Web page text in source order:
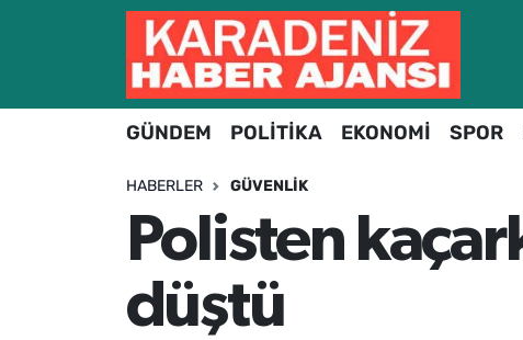
GÜNDEM POLİTİKA EKONOMİ SPOR
HABERLER GÜVENLIK
Polisten
düştü
Hava Durumu
Trafik Durumu
Süper Lig Puan Durumu ve Fikstür
Tüm Manşetler
Son Dakika Haberleri